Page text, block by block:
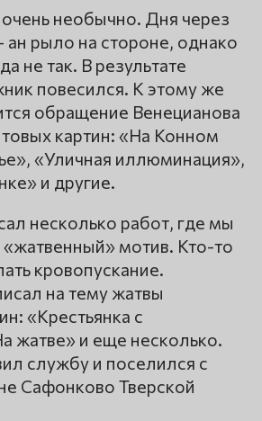
необычно. Дня через
ан рыло на стороне, однако
не так. В результате
повесился. К этому же
обращение Венецианова
картин: «На Конном
«Уличная иллюминация»,
и другие.
несколько работ, где мы
мотив. Кто-то
кровопускание.
на тему жатвы
«Крестьянка с
жатве» и еще несколько.
службу и поселился с
Сафонково Тверской